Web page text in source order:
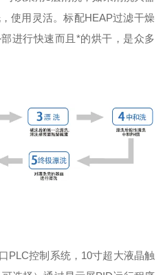
使用灵活。标配HEAP过滤干燥
进行快速而且*的烘干，是众多
PLC控制系统，10寸超大液晶触